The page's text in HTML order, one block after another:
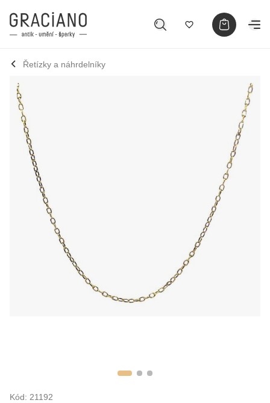
Řetízky a náhrdelníky
Kód: 21192